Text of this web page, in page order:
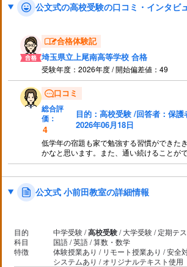
公文式の高校受験の口コミ・インタビ
合格体験記
埼玉県立上尾南高等学校 合格
受験年度：2026年度 / 開始偏差値：49
口コミ
総合評
価：
4
目的：高校受験 /回答者：保護
2026年06月18日
低学年の宿題も家で勉強する習慣ができた
かなと思います。また、通い続けることが
ったと思います。ただ、中学校ぐらいで転
公文式 小前田教室の詳細情報
目的 中学受験 /高校受験/ 大学受験 / 定期テ
科目
国語 / 英語 / 算数・数学
特徴
体験授業あり / リモート授業あり / 安全
システムあり / オリジナルテキスト使用